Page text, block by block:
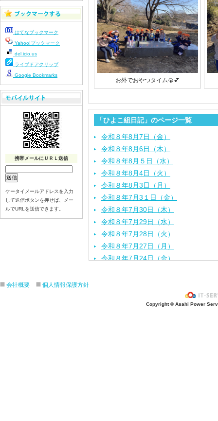
お外でおやつタイム🍘💕
「ひよこ組日記」のページ一覧
令和８年8月7日（金）
令和８年8月6日（木）
令和８年8月５日（水）
令和８年8月4日（火）
令和８年8月3日（月）
令和８年7月3１日（金）
令和８年7月30日（木）
令和８年7月29日（水）
令和８年7月28日（火）
令和８年7月27日（月）
令和８年7月24日（金）
令和８年7月17日（金）
はてなブックマーク
Yahoo!ブックマーク
del.icio.us
ライブドアクリップ
Google Bookmarks
携帯メールにＵＲＬ送信
ケータイメールアドレスを入力
して送信ボタンを押せば、メー
ルでURLを送信できます。
会社概要 個人情報保護方針
Copyright © Asahi Power